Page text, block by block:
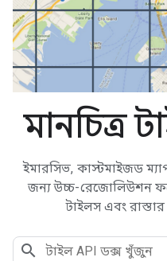
মানচিত্র
ইমারসিভ, কাস্টমাইজড
জন্য উচ্চ-রেজোলিউশন
টাইলস এবং